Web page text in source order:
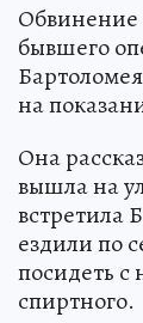
Обвинение
бывшего
на
Она
вышла на
встретила
ездили по
посидеть с
спиртного.